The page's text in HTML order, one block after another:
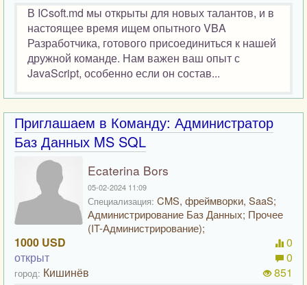
В ICsoft.md мы открыты для новых талантов, и в
настоящее время ищем опытного VBA
Разработчика, готового присоединиться к нашей
дружной команде. Нам важен ваш опыт с
JavaScript, особенно если он состав...
Приглашаем в Команду: Администратор
Баз Данных MS SQL
Ecaterina Bors
05-02-2024 11:09
Специализация: CMS, фреймворки, SaaS;
Администрирование Баз Данных; Прочее
(IT-Администрирование);
1000 USD
открыт
город: Кишинёв
0
0
851